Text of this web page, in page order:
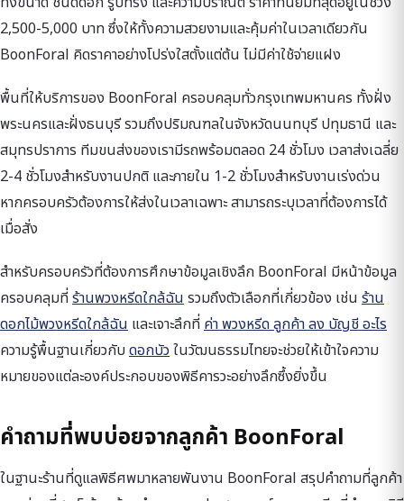
2,500-5,000 บาท ซึ่งให้ทั้งความสวยงามและคุ้มค่าในเวลาเดียวกัน
BoonForal คิดราคาอย่างโปร่งใสตั้งแต่ต้น ไม่มีค่าใช้จ่ายแฝง
พื้นที่ให้บริการของ BoonForal ครอบคลุมทั่วกรุงเทพมหานคร ทั้งฝั่ง
พระนครและฝั่งธนบุรี รวมถึงปริมณฑลในจังหวัดนนทบุรี ปทุมธานี และ
สมุทรปราการ ทีมขนส่งของเรามีรถพร้อมตลอด 24 ชั่วโมง เวลาส่งเฉลี่ย
2-4 ชั่วโมงสำหรับงานปกติ และภายใน 1-2 ชั่วโมงสำหรับงานเร่งด่วน
หากครอบครัวต้องการให้ส่งในเวลาเฉพาะ สามารถระบุเวลาที่ต้องการได้
เมื่อสั่ง
สำหรับครอบครัวที่ต้องการศึกษาข้อมูลเชิงลึก BoonForal มีหน้าข้อมูล
ครอบคลุมที่ร้านพวงหรีดใกล้ฉันรวมถึงตัวเลือกที่เกี่ยวข้อง เช่น ร้าน
ดอกไม้พวงหรีดใกล้ฉัน และเจาะลึกที่ค่า พวงหรีด ลูกค้า ลง บัญชี อะไร
ความรู้พื้นฐานเกี่ยวกับดอกบัวในวัฒนธรรมไทยจะช่วยให้เข้าใจความ
หมายของแต่ละองค์ประกอบของพิธีคารวะอย่างลึกซึ้งยิ่งขึ้น
คำถามที่พบบ่อยจากลูกค้า BoonForal
ในฐานะร้านที่ดูแลพิธีศพมาหลายพันงาน BoonForal สรุปคำถามที่ลูกค้า